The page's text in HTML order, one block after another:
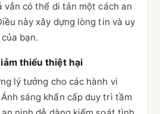
vẫn có thể di tản một cách an
này xây dựng lòng tin và uy
bạn.
thiểu thiệt hại
lý tưởng cho các hành vi
sáng khẩn cấp duy trì tầm